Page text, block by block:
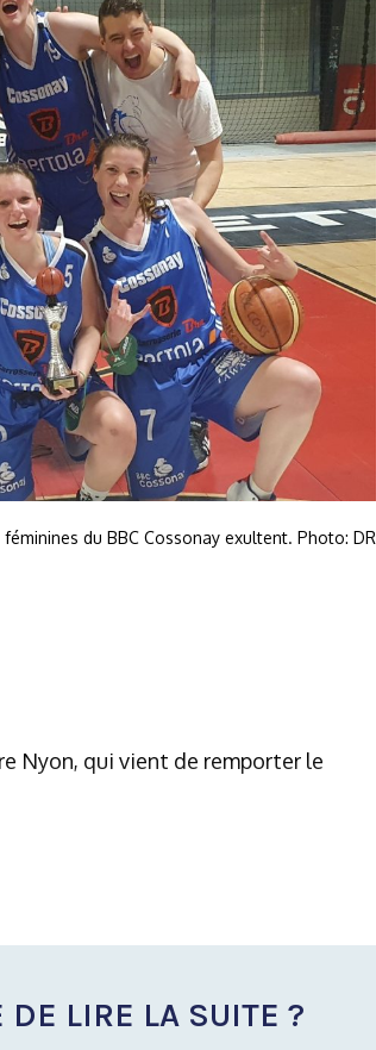
féminines du BBC Cossonay exultent. Photo: DR
Nyon, qui vient de remporter le
DE LIRE LA SUITE ?